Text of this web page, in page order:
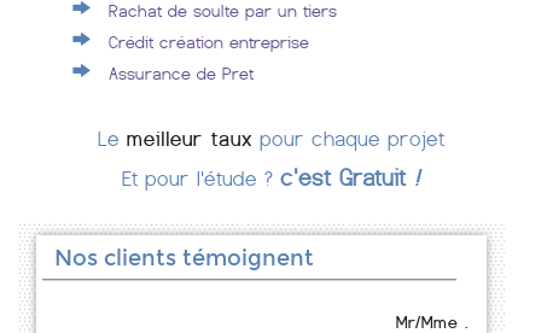
Rachat de soulte par un tiers
Crédit création entreprise
Assurance de Pret
Le meilleur taux pour chaque projet
Et pour l'étude ? c'est Gratuit !
Nos clients témoignent
Mr/Mme .